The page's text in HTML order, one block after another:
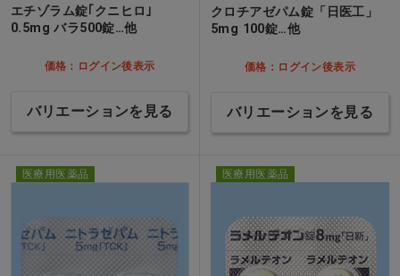
エチゾラム錠｢クニヒロ｣
0.5mg バラ500錠…他
価格：ログイン後表示
バリエーションを見る
クロチアゼパム錠「日医工」
5mg 100錠…他
価格：ログイン後表示
バリエーションを見る
医療用医薬品 医療用医薬品